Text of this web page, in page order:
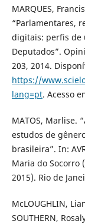
MARQUES,
“Parlamentares,
digitais: perfis de
Deputados”.
203, 2014.
https://
lang=pt. Acesso
MATOS, Marlise.
estudos de
brasileira”. In:
Maria do Socorro
2015). Rio de
McLOUGHLIN,
SOUTHERN,